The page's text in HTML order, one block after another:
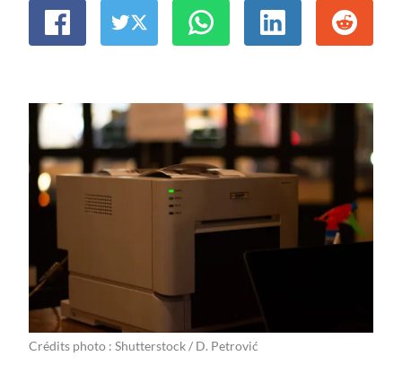
Crédits photo : Shutterstock / D. Petrović